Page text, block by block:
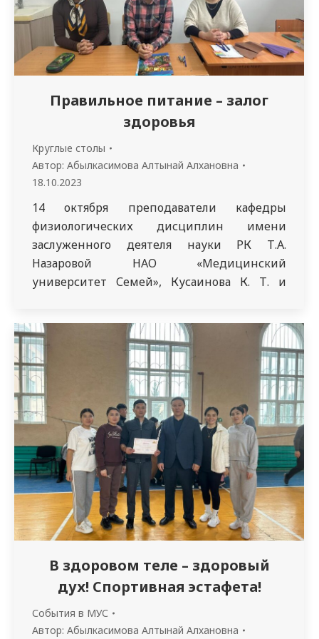
Правильное питание – залог
здоровья
Круглые столы
Автор: Абылкасимова Алтынай Алхановна
18.10.2023
14 октября преподаватели кафедры
физиологических дисциплин имени
заслуженного деятеля науки РК Т.А.
Назаровой НАО «Медицинский
университет Семей», Кусаинова К. Т. и
студентов №4 круглый стол на тему
«Правильное питание – залог здоровья». В
ходе круглого стола была представлена
информация о важности правильного
питания для…
В здоровом теле – здоровый
дух! Спортивная эстафета!
События в МУС
Автор: Абылкасимова Алтынай Алхановна